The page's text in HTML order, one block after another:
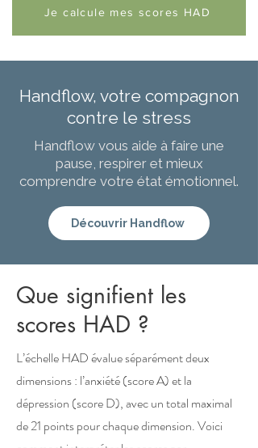
Je calcule mes scores HAD
Handflow, votre compagnon
contre le stress
Handflow vous aide à faire une
pause, respirer et mieux
comprendre votre état émotionnel.
Découvrir Handflow
Que signifient les
scores HAD ?
L’échelle HAD évalue séparément deux
dimensions : l’anxiété (score A) et la
dépression (score D), avec un total maximal
de 21 points pour chaque dimension. Voici